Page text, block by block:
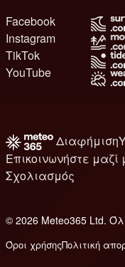
Facebook
Instagram
TikTok
YouTube
Διαφήμιση
Επικοινωνήστε μαζί
Σχολιασμός
© 2026 Meteo365 Ltd.
Όροι χρήσηςΠολιτική